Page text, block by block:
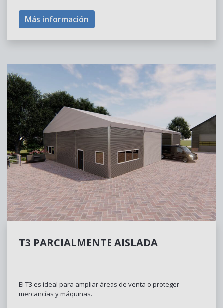
Más información
T3 PARCIALMENTE AISLADA
El T3 es ideal para ampliar áreas de venta o proteger
mercancías y máquinas.